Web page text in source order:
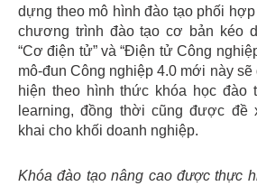
dựng theo mô hình đào tạo phối
chương trình đào tạo cơ bản kéo
“Cơ điện tử” và “Điện tử Công
mô-đun Công nghiệp 4.0 mới này
hiện theo hình thức khóa học đào
learning, đồng thời cũng được đề
khai cho khối doanh nghiệp.
Khóa đào tạo nâng cao được thực